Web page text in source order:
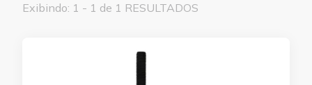
Exibindo: 1 - 1 de 1 RESULTADOS